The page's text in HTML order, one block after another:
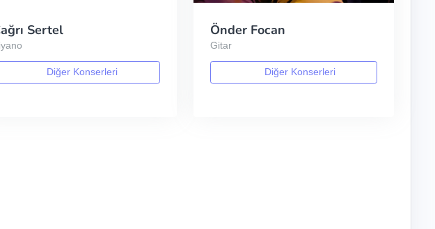
Sertel
Diğer Konserleri
Önder Focan
Gitar
Diğer Konserleri